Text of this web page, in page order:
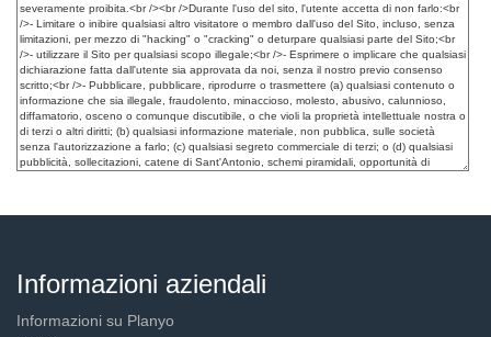
Informazioni aziendali
Informazioni su Planyo